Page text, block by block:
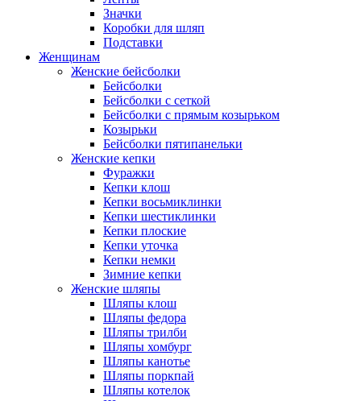
Значки
Коробки для шляп
Подставки
Женщинам
Женские бейсболки
Бейсболки
Бейсболки с сеткой
Бейсболки с прямым козырьком
Козырьки
Бейсболки пятипанельки
Женские кепки
Фуражки
Кепки клош
Кепки восьмиклинки
Кепки шестиклинки
Кепки плоские
Кепки уточка
Кепки немки
Зимние кепки
Женские шляпы
Шляпы клош
Шляпы федора
Шляпы трилби
Шляпы хомбург
Шляпы канотье
Шляпы поркпай
Шляпы котелок